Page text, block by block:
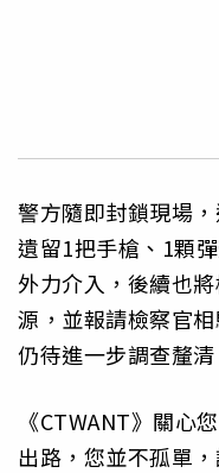
警方隨即封鎖現場
遺留1把手槍、1顆
外力介入，後續也
源，並報請檢察官
仍待進一步調查釐清
《CTWANT》關心
出路，您並不孤單